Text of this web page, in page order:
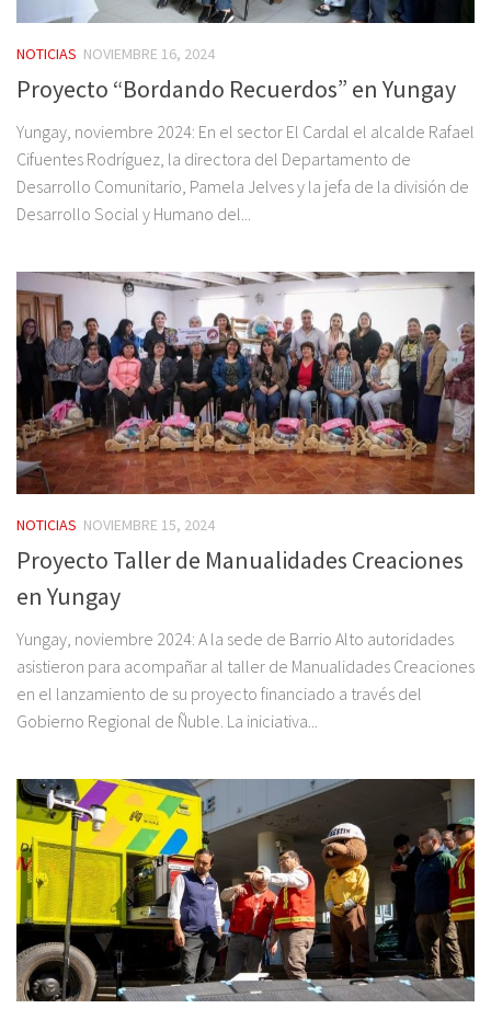
NOTICIAS NOVIEMBRE 16, 2024
Proyecto “Bordando Recuerdos” en Yungay
Yungay, noviembre 2024: En el sector El Cardal el alcalde Rafael
Cifuentes Rodríguez, la directora del Departamento de
Desarrollo Comunitario, Pamela Jelves y la jefa de la división de
Desarrollo Social y Humano del...
NOTICIAS NOVIEMBRE 15, 2024
Proyecto Taller de Manualidades Creaciones
en Yungay
Yungay, noviembre 2024: A la sede de Barrio Alto autoridades
asistieron para acompañar al taller de Manualidades Creaciones
en el lanzamiento de su proyecto financiado a través del
Gobierno Regional de Ñuble. La iniciativa...